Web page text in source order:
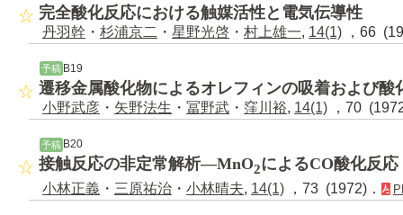
完全酸化反応における触媒活性と電気伝導性
丹羽幹 ・ 杉浦京二 ・ 星野光啓 ・ 村上雄一, 14(1) ，66
予稿 B19
遷移金属酸化物によるオレフィンの吸着および酸
小野武彦 ・ 矢野法生 ・ 冨野武 ・ 窪川裕, 14(1) ，70
予稿B20
接触反応の非定常解析―MnO2によるCO酸化反応
小林正義 ・ 三原祐治 ・ 小林晴夫, 14(1) ，73 (1972)．